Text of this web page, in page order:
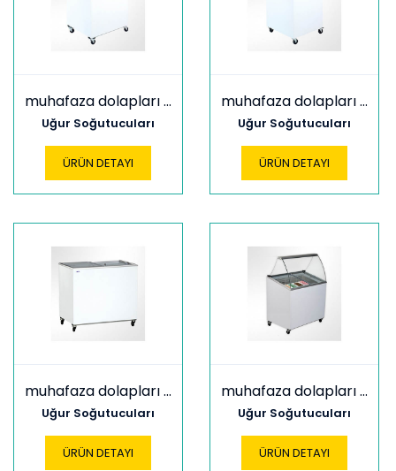
muhafaza dolapları udd 200 sce
Uğur Soğutucuları
ÜRÜN DETAYI
muhafaza dolapları udd 200 sceb
Uğur Soğutucuları
ÜRÜN DETAYI
muhafaza dolapları udd 300 sc
Uğur Soğutucuları
ÜRÜN DETAYI
muhafaza dolapları udd 300 scer
Uğur Soğutucuları
ÜRÜN DETAYI